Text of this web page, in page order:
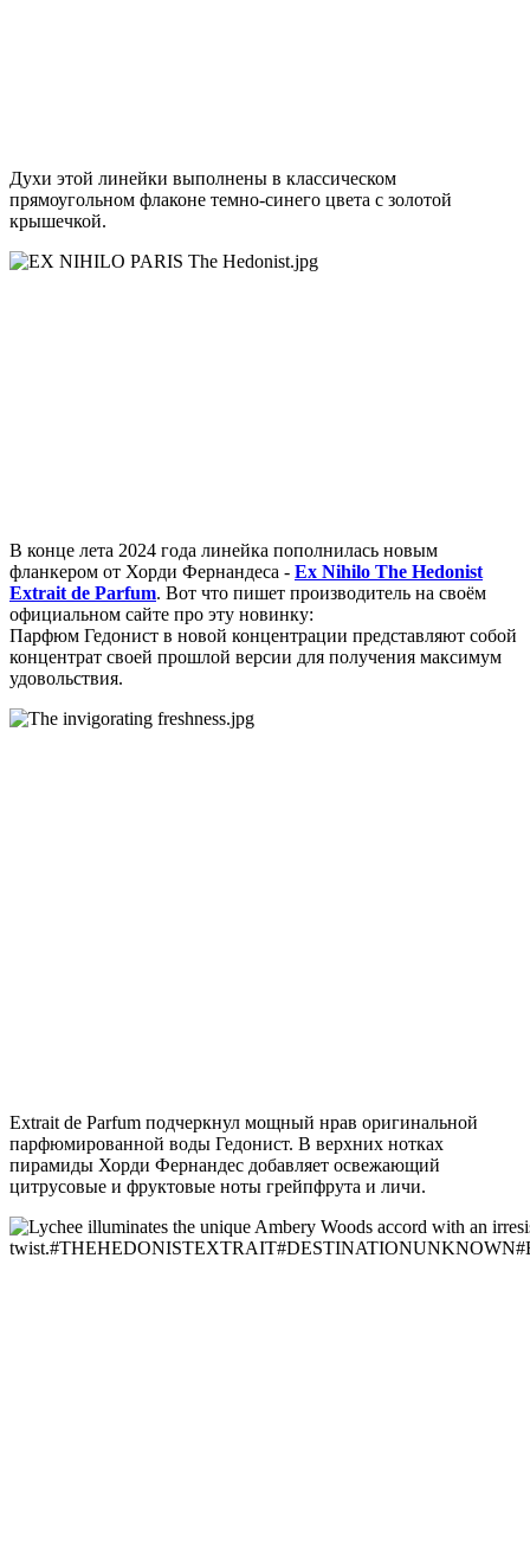
Духи этой линейки выполнены в классическом
прямоугольном флаконе темно-синего цвета с золотой
крышечкой.
В конце лета 2024 года линейка пополнилась новым
фланкером от Хорди Фернандеса - Ex Nihilo The Hedonist
Extrait de Parfum. Вот что пишет производитель на своём
официальном сайте про эту новинку:
Парфюм Гедонист в новой концентрации представляют собой
концентрат своей прошлой версии для получения максимум
удовольствия.
Extrait de Parfum подчеркнул мощный нрав оригинальной
парфюмированной воды Гедонист. В верхних нотках
пирамиды Хорди Фернандес добавляет освежающий
цитрусовые и фруктовые ноты грейпфрута и личи.